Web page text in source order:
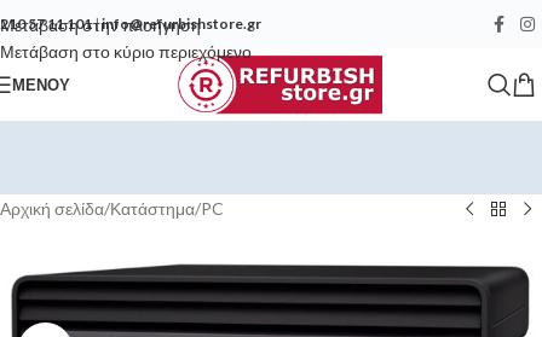
Μετάβαση στην πλοήγηση
Μετάβαση στο κύριο περιεχόμενο
210 57 11 101|info@refurbishstore.gr
ΜΕΝΟΎ
Αρχική σελίδα/Κατάστημα/PC